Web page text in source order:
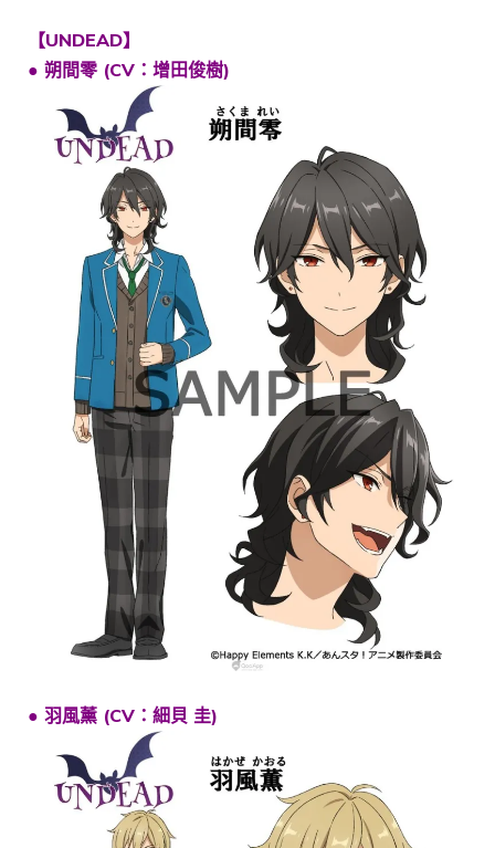
【UNDEAD】
● 朔間零 (CV：增田俊樹)
● 羽風薰 (CV：細貝 圭)